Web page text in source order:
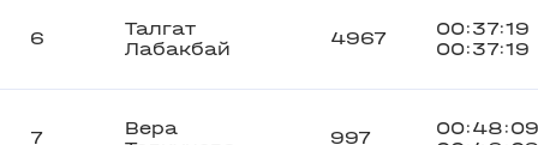
6
Талгат
Лабакбай
4967
00:37:19
00:37:19
7
Вера
997
00:48:09